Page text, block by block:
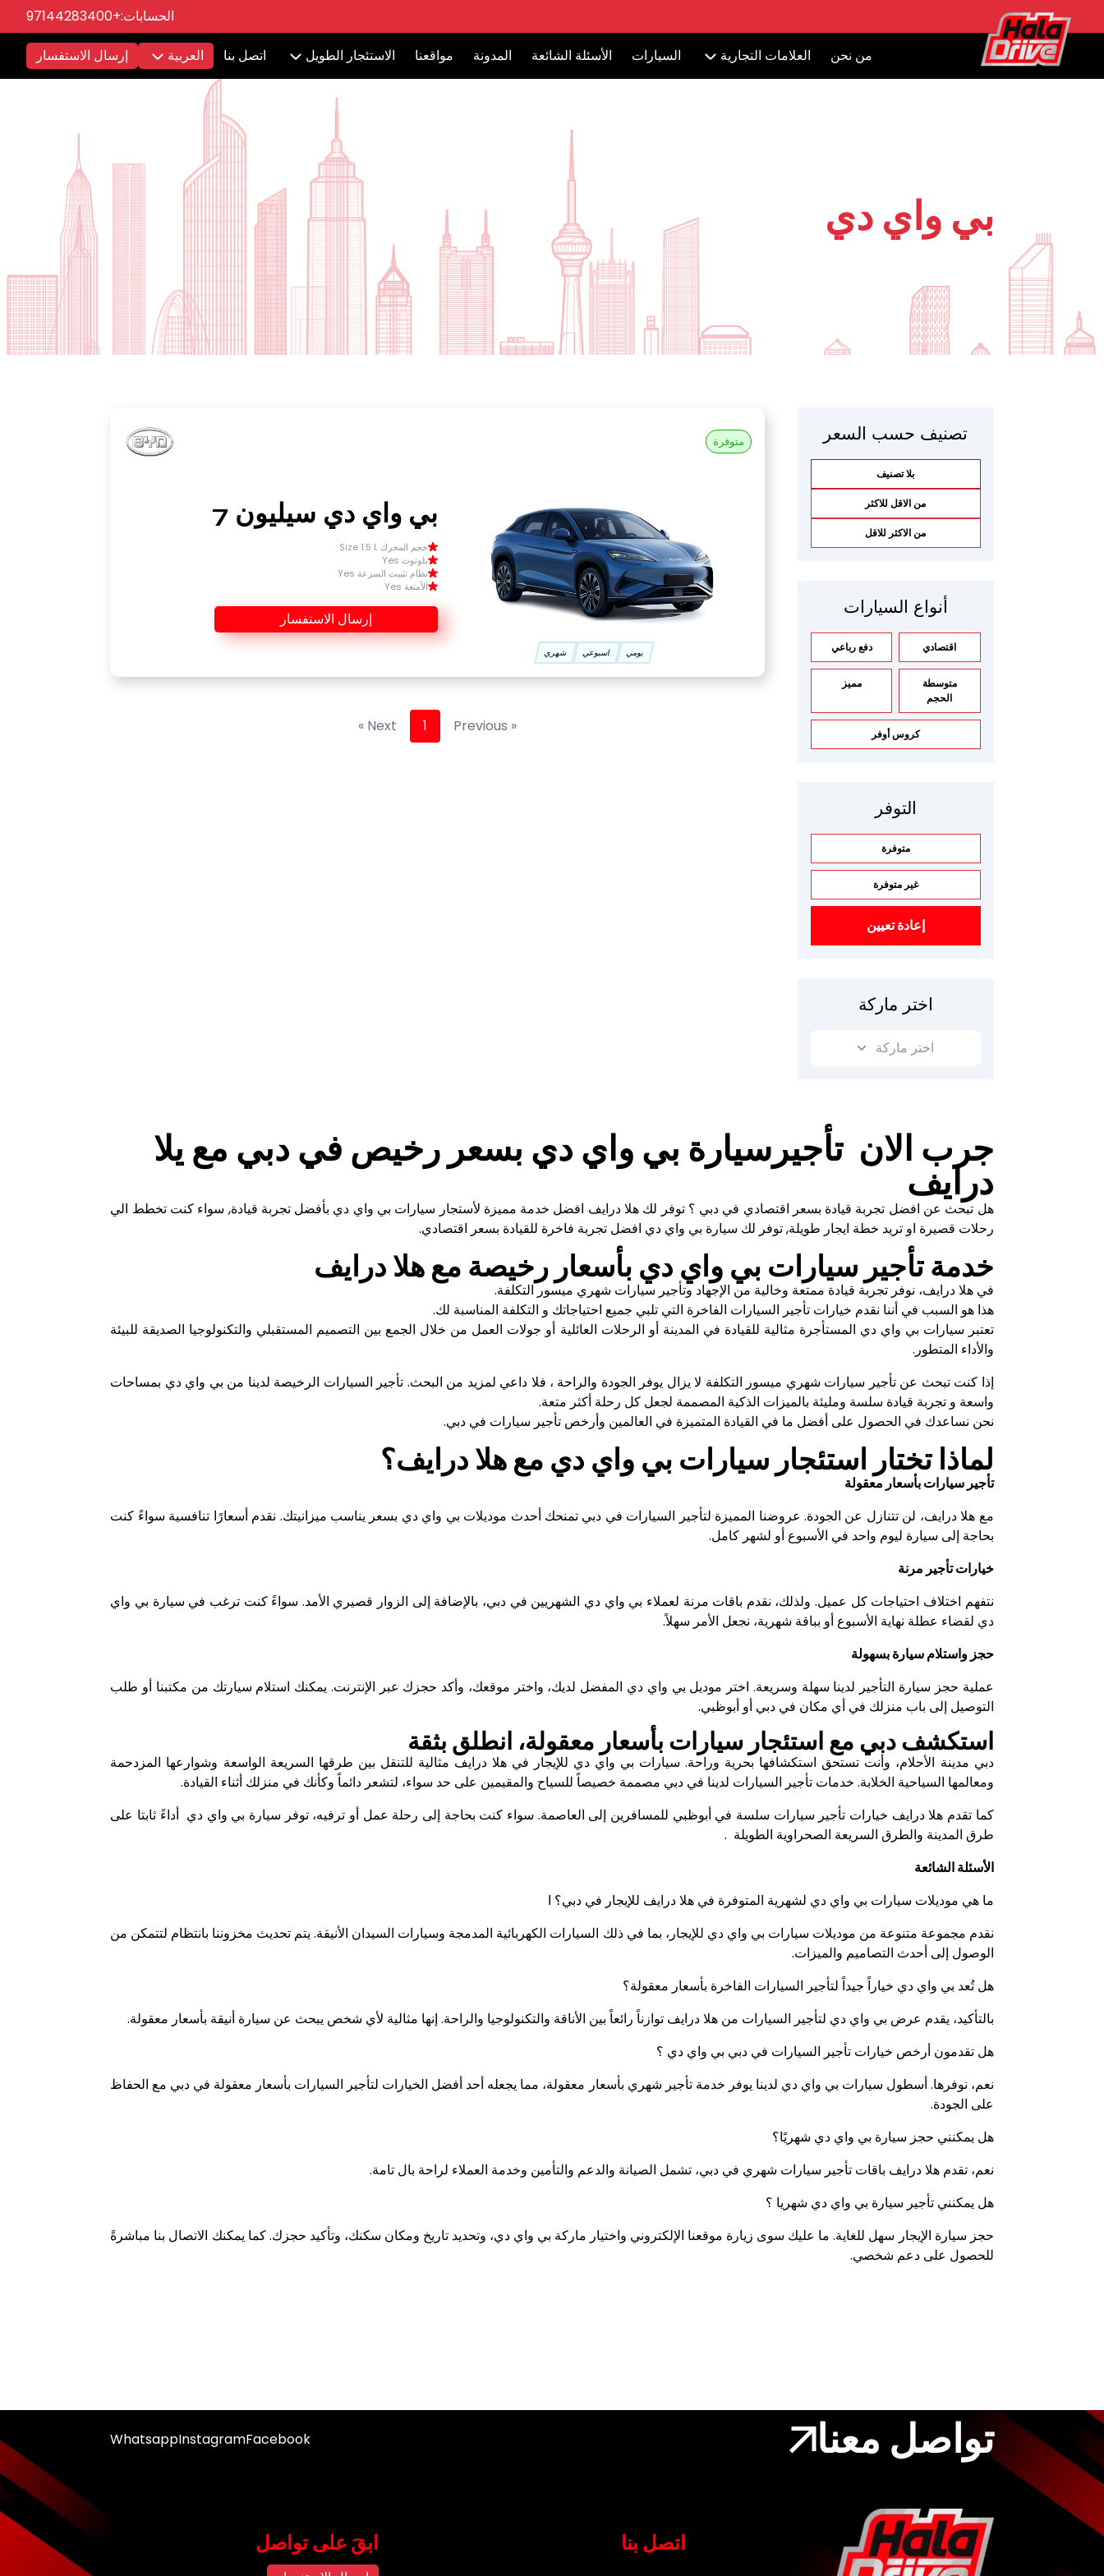
الحسابات:+97144283400
من نحن العلامات التجارية السيارات الأسئلة الشائعة المدونة مواقعنا الاستئجار الطويل اتصل بنا العربية إرسال الاستفسار
بي واي دي
تصنيف حسب السعر
بلا تصنيف
من الاقل للاكثر
من الاكثر للاقل
أنواع السيارات
اقتصادي دفع رباعي
متوسطة
الحجم
مميز
كروس أوفر
التوفر
متوفرة
غير متوفرة
إعادة تعيين
اختر ماركة
اختر ماركة
متوفرة
يومي اسبوعي شهري
بي واي دي سيليون 7
حجم المحرك Size 1.5 L
بلوتوث Yes
نظام تثبيت السرعة Yes
الأمتعة Yes
إرسال الاستفسار
« Previous
1
Next »
جرب الان تأجيرسيارة بي واي دي بسعر رخيص في دبي مع يلا
درايف
هل تبحث عن افضل تجربة قيادة بسعر اقتصادي في دبي ؟ توفر لك هلا درايف افضل خدمة مميزة لأستجار سيارات بي واي دي بأفضل تجربة قيادة, سواء كنت تخطط الي
رحلات قصيرة او تريد خطة ايجار طويلة, توفر لك سيارة بي واي دي افضل تجربة فاخرة للقيادة بسعر اقتصادي.
خدمة تأجير سيارات بي واي دي بأسعار رخيصة مع هلا درايف
في هلا درايف، نوفر تجربة قيادة ممتعة وخالية من الإجهاد وتأجير سيارات شهري ميسور التكلفة.
هذا هو السبب في أننا نقدم خيارات تأجير السيارات الفاخرة التي تلبي جميع احتياجاتك و التكلفة المناسبة لك.
تعتبر سيارات بي واي دي المستأجرة مثالية للقيادة في المدينة أو الرحلات العائلية أو جولات العمل من خلال الجمع بين التصميم المستقبلي والتكنولوجيا الصديقة للبيئة
والأداء المتطور.
إذا كنت تبحث عن تأجير سيارات شهري ميسور التكلفة لا يزال يوفر الجودة والراحة ، فلا داعي لمزيد من البحث. تأجير السيارات الرخيصة لدينا من بي واي دي بمساحات
واسعة و تجربة قيادة سلسة ومليئة بالميزات الذكية المصممة لجعل كل رحلة أكثر متعة.
نحن نساعدك في الحصول على أفضل ما في القيادة المتميزة في العالمين وأرخص تأجير سيارات في دبي.
لماذا تختار استئجار سيارات بي واي دي مع هلا درايف؟
تأجير سيارات بأسعار معقولة
مع هلا درايف، لن تتنازل عن الجودة. عروضنا المميزة لتأجير السيارات في دبي تمنحك أحدث موديلات بي واي دي بسعر يناسب ميزانيتك. نقدم أسعارًا تنافسية سواءً كنت
بحاجة إلى سيارة ليوم واحد في الأسبوع أو لشهر كامل.
خيارات تأجير مرنة
نتفهم اختلاف احتياجات كل عميل. ولذلك، نقدم باقات مرنة لعملاء بي واي دي الشهريين في دبي، بالإضافة إلى الزوار قصيري الأمد. سواءً كنت ترغب في سيارة بي واي
دي لقضاء عطلة نهاية الأسبوع أو بباقة شهرية، نجعل الأمر سهلاً.
حجز واستلام سيارة بسهولة
عملية حجز سيارة التأجير لدينا سهلة وسريعة. اختر موديل بي واي دي المفضل لديك، واختر موقعك، وأكد حجزك عبر الإنترنت. يمكنك استلام سيارتك من مكتبنا أو طلب
التوصيل إلى باب منزلك في أي مكان في دبي أو أبوظبي.
استكشف دبي مع استئجار سيارات بأسعار معقولة، انطلق بثقة
دبي مدينة الأحلام، وأنت تستحق استكشافها بحرية وراحة. سيارات بي واي دي للإيجار في هلا درايف مثالية للتنقل بين طرقها السريعة الواسعة وشوارعها المزدحمة
ومعالمها السياحية الخلابة. خدمات تأجير السيارات لدينا في دبي مصممة خصيصاً للسياح والمقيمين على حد سواء، لتشعر دائماً وكأنك في منزلك أثناء القيادة.
كما تقدم هلا درايف خيارات تأجير سيارات سلسة في أبوظبي للمسافرين إلى العاصمة. سواء كنت بحاجة إلى رحلة عمل أو ترفيه، توفر سيارة بي واي دي أداءً ثابتا على
طرق المدينة والطرق السريعة الصحراوية الطويلة .
الأسئلة الشائعة
ما هي موديلات سيارات بي واي دي لشهرية المتوفرة في هلا درايف للإيجار في دبي؟ ا
نقدم مجموعة متنوعة من موديلات سيارات بي واي دي للإيجار، بما في ذلك السيارات الكهربائية المدمجة وسيارات السيدان الأنيقة. يتم تحديث مخزوننا بانتظام لتتمكن من
الوصول إلى أحدث التصاميم والميزات.
هل تُعد بي واي دي خياراً جيداً لتأجير السيارات الفاخرة بأسعار معقولة؟
بالتأكيد، يقدم عرض بي واي دي لتأجير السيارات من هلا درايف توازناً رائعاً بين الأناقة والتكنولوجيا والراحة. إنها مثالية لأي شخص يبحث عن سيارة أنيقة بأسعار معقولة.
هل تقدمون أرخص خيارات تأجير السيارات في دبي بي واي دي ؟
نعم، نوفرها. أسطول سيارات بي واي دي لدينا يوفر خدمة تأجير شهري بأسعار معقولة، مما يجعله أحد أفضل الخيارات لتأجير السيارات بأسعار معقولة في دبي مع الحفاظ
على الجودة.
هل يمكنني حجز سيارة بي واي دي شهريًا؟
نعم، تقدم هلا درايف باقاتتأجير سيارات شهري في دبي، تشمل الصيانة والدعم والتأمين وخدمة العملاء لراحة بال تامة.
هل يمكنني تأجير سيارة بي واي دي شهريا ؟
حجز سيارة الإيجار سهل للغاية. ما عليك سوى زيارة موقعنا الإلكتروني واختيار ماركة بي واي دي، وتحديد تاريخ ومكان سكنك، وتأكيد حجزك. كما يمكنك الاتصال بنا مباشرةً
للحصول على دعم شخصي.
تواصل معنا Facebook
Instagram
Whatsapp
اتصل بنا ابقَ على تواصل